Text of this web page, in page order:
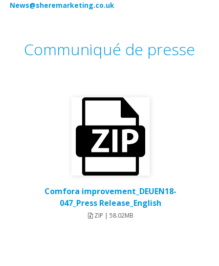
News@sheremarketing.co.uk
Communiqué de presse
Comfora improvement_DEUEN18-
047_Press Release_English
ZIP | 58.02MB